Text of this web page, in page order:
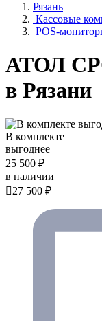
Рязань
Кассовые
POS-
АТОЛ
в Рязани
В комплекте
выгоднее
25 500 ₽
в наличии
27 500 ₽